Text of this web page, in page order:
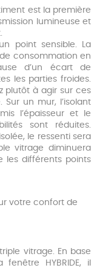
est la première
lumineuse et
point sensible. La
consommation en
d’un écart de
les parties froides.
plutôt à agir sur ces
un mur, l’isolant
l’épaisseur et le
sont réduites.
le ressenti sera
vitrage diminuera
les différents points
votre confort de
vitrage. En base
HYBRIDE, il